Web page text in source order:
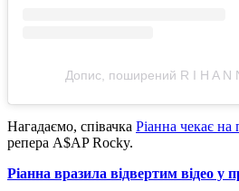
Допис, поширений R I H A N
Нагадаємо, співачка Ріанна чекає на
репера A$AP Rocky.
Ріанна вразила відвертим відео у